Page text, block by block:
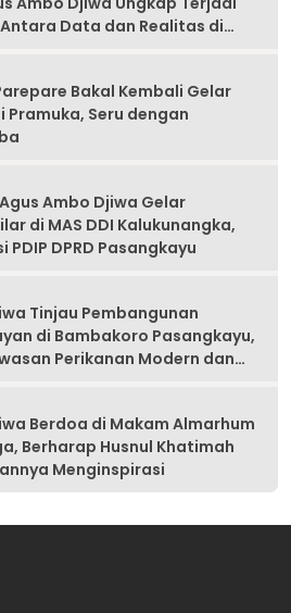
Data dan Realitas di
Bakal Kembali Gelar
Pramuka, Seru dengan
Ambo Djiwa Gelar
di MAS DDI Kalukunangka,
PDIP DPRD Pasangkayu
Tinjau Pembangunan
di Bambakoro Pasangkayu,
Perikanan Modern dan
Berdoa di Makam Almarhum
Berharap Husnul Khatimah
Menginspirasi